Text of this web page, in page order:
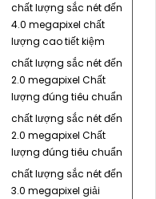
chất lượng sắc nét đến
4.0 megapixel chất
lượng cao tiết kiệm
chất lượng sắc nét đến
2.0 megapixel Chất
lượng đúng tiêu chuẩn
chất lượng sắc nét đến
2.0 megapixel Chất
lượng đúng tiêu chuẩn
chất lượng sắc nét đến
3.0 megapixel giải